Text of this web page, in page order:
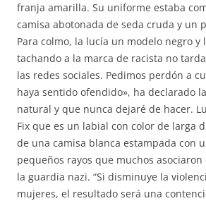
franja amarilla. Su uniforme estaba
camisa abotonada de seda cruda y un
Para colmo, la lucía un modelo negro y
tachando a la marca de racista no
las redes sociales. Pedimos perdón a
haya sentido ofendido», ha declarado
natural y que nunca dejaré de hacer.
Fix que es un labial con color de larga
de una camisa blanca estampada con
pequeños rayos que muchos
la guardia nazi. “Si disminuye la
mujeres, el resultado será una